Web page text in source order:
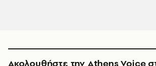
Ακολουθήστε την Athens Voice